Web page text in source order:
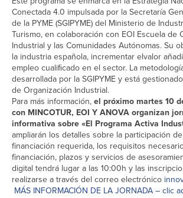
Conectada 4.0 impulsada por la Secretaría
de la PYME (SGIPYME) del Ministerio de
Turismo, en colaboración con EOI Escuela de
Industrial y las Comunidades Autónomas. Su
la industria española, incrementar elvalor
empleo cualiﬁcado en el sector. La
desarrollada por la SGIPYME y está
de Organización Industrial.
Para más información,el próximo martes 10
con MINCOTUR, EOI Y ANOVA organizan
informativa sobre «El Programa Activa
ampliarán los detalles sobre la participación
financiación requerida, los requisitos
financiación, plazos y servicios de
digital tendrá lugar a las 10:00h y las
realizarse a través del correo electrónico
MÁS INFORMACIÓN DE LA JORNADA – clic